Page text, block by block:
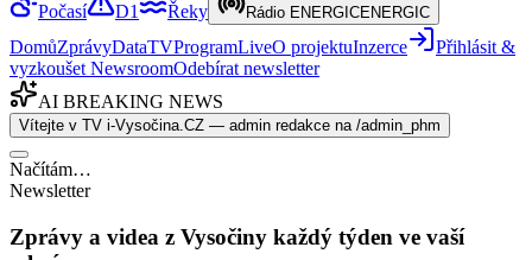
Počasí
D1 Řeky Rádio ENERGICENERGIC
DomůZprávyDataTVProgramLiveO projektuInzerce
Přihlásit &
vyzkoušet NewsroomOdebírat newsletter
AI BREAKING NEWS
Vítejte v TV i-Vysočina.CZ — admin redakce na /admin_phm
Načítám…
Newsletter
Zprávy a videa z Vysočiny každý týden ve vaší